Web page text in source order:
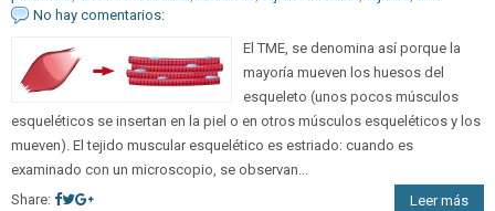
No hay comentarios:
El TME, se denomina así porque la
mayoría mueven los huesos del
esqueleto (unos pocos músculos
esqueléticos se insertan en la piel o en otros músculos esqueléticos y los
mueven). El tejido muscular esquelético es estriado: cuando es
examinado con un microscopio, se observan...
Share:
Leer más